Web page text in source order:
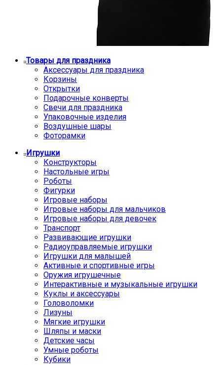
Товары для праздника
Аксессуары для праздника
Корзины
Открытки
Подарочные конверты
Свечи для праздника
Упаковочные изделия
Воздушные шары
Фоторамки
Игрушки
Конструкторы
Настольные игры
Роботы
Фигурки
Игровые наборы
Игровые наборы для мальчиков
Игровые наборы для девочек
Транспорт
Развивающие игрушки
Радиоуправляемые игрушки
Игрушки для малышей
Активные и спортивные игры
Оружия игрушечные
Интерактивные и музыкальные игрушки
Куклы и аксессуары
Головоломки
Лизуны
Мягкие игрушки
Шляпы и маски
Детские часы
Умные роботы
Кубики